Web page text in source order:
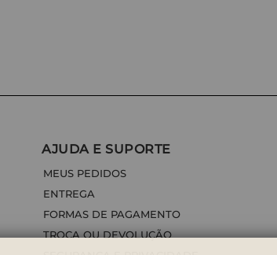
AJUDA E SUPORTE
MEUS PEDIDOS
ENTREGA
FORMAS DE PAGAMENTO
TROCA OU DEVOLUÇÃO